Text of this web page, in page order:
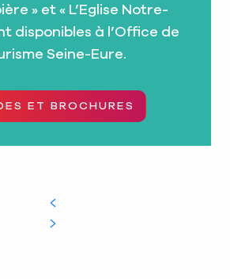
» et « L’Eglise Notre-
disponibles à l’Office de
Seine-Eure.
ET BROCHURES